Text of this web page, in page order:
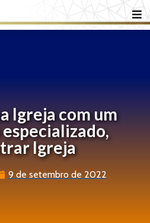
Igreja com um
Igreja
9 de setembro de 2022